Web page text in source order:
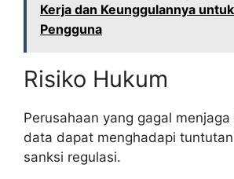
Kerja dan Keunggulannya
Pengguna
Risiko Hukum
Perusahaan yang gagal menjaga
data dapat menghadapi
sanksi regulasi.